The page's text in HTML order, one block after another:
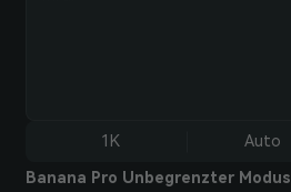
1K Auto
Banana Pro Unbegrenzter Modus